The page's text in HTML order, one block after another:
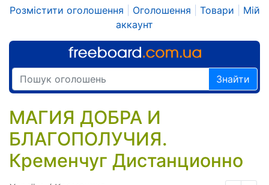
Розмістити оголошення Оголошення Товари
Мій
аккаунт
Знайти
МАГИЯ ДОБРА И
БЛАГОПОЛУЧИЯ.
Кременчуг Дистанционно